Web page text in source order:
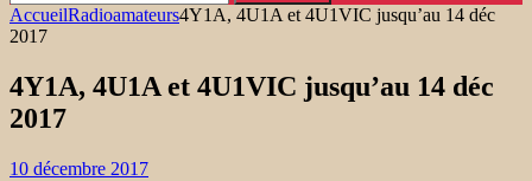
AccueilRadioamateurs4Y1A, 4U1A et 4U1VIC jusqu’au 14 déc
2017
4Y1A, 4U1A et 4U1VIC jusqu’au 14 déc
2017
10 décembre 2017